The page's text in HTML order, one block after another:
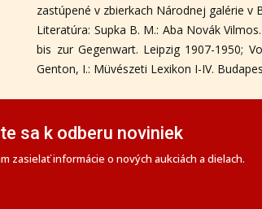
zastúpené v zbierkach Národnej galérie v
Literatúra: Supka B. M.: Aba Novák
bis zur Gegenwart. Leipzig 1907-1950;
Genton, I.: Müvészeti Lexikon I-IV.
sa k odberu noviniek
zasielať informácie o nových aukciách a dielach.